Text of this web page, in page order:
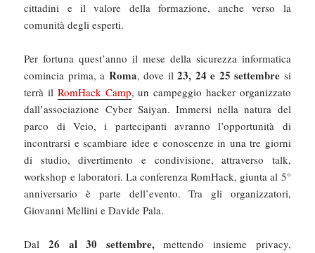
cittadini e il valore della formazione, anche verso la
comunità degli esperti.
Per fortuna quest’anno il mese della sicurezza informatica
comincia prima, a Roma, dove il23, 24 e 25 settembre si
terrà il RomHack Camp, un campeggio hacker organizzato
dall’associazione Cyber Saiyan. Immersi nella natura del
parco di Veio, i partecipanti avranno l’opportunità di
incontrarsi e scambiare idee e conoscenze in una tre giorni
di studio, divertimento e condivisione, attraverso talk,
workshop e laboratori. La conferenza RomHack, giunta al 5°
anniversario è parte dell’evento. Tra gli organizzatori,
Giovanni Mellini e Davide Pala.
Dal26 al 30 settembre,mettendo insieme privacy,